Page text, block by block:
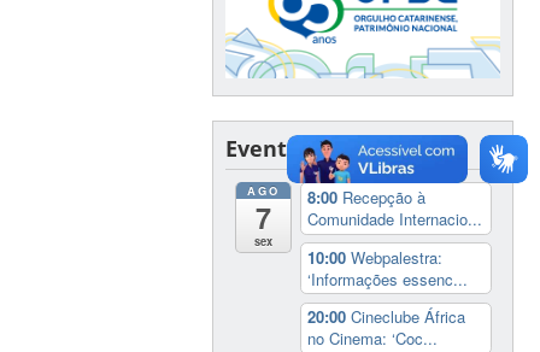
Eventos
AGO
7
sex
8:00 Recepção à
Comunidade Internacio...
10:00Webpalestra:
‘Informações essenc...
20:00Cineclube África
no Cinema: ‘Coc...